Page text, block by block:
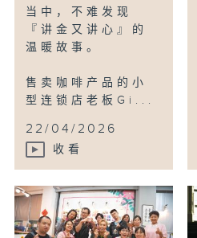
当中，不难发现
『讲金又讲心』的
温暖故事。
售卖咖啡产品的小
型连锁店老板Gi...
22/04/2026
收看